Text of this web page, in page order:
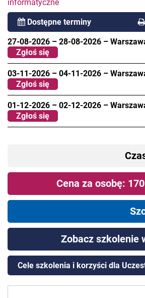
informatyczne
Dostępne terminy
27-08-2026 – 28-08-2026 –
Zgłoś się
03-11-2026 – 04-11-2026 –
Zgłoś się
01-12-2026 – 02-12-2026 –
Zgłoś się
Cena za osobę:
Zobacz szkolenie
Cele szkolenia i korzyści dla